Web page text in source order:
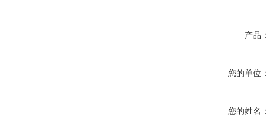
产品
您的单位
您的姓名